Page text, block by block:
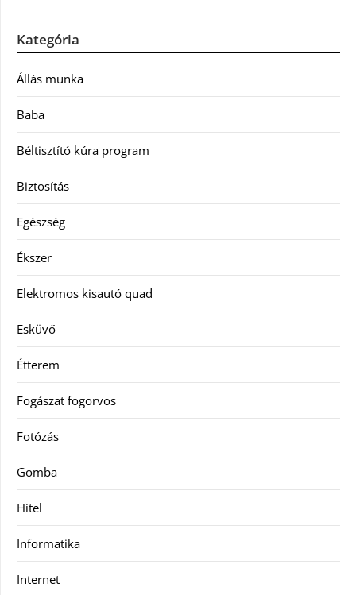
Kategória
Állás munka
Baba
Béltisztító kúra program
Biztosítás
Egészség
Ékszer
Elektromos kisautó quad
Esküvő
Étterem
Fogászat fogorvos
Fotózás
Gomba
Hitel
Informatika
Internet